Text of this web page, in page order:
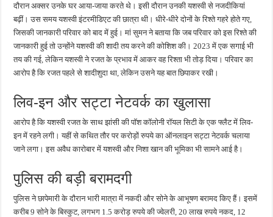
दौरान अक्सर उनके घर आया-जाया करते थे। इसी दौरान उनकी यशस्वी से नजदीकियां
बढ़ीं। उस समय यशस्वी इंटरमीडिएट की छात्रा थी। धीरे-धीरे दोनों के रिश्ते गहरे होते गए,
जिसकी जानकारी परिवार को बाद में हुई। मां सुमन ने बताया कि जब परिवार को इस रिश्ते की
जानकारी हुई तो उन्होंने यशस्वी की शादी तय करने की कोशिश की। 2023 में एक सगाई भी
तय की गई, लेकिन यशस्वी ने रजत के प्रभाव में आकर वह रिश्ता भी तोड़ दिया। परिवार का
आरोप है कि रजत पहले से शादीशुदा था, लेकिन उसने यह बात छिपाकर रखी।
लिव-इन और सट्टा नेटवर्क का खुलासा
आरोप है कि यशस्वी रजत के साथ झांसी की पॉश कॉलोनी रॉयल सिटी के एक फ्लैट में लिव-
इन में रहने लगी। यहीं से कथित तौर पर करोड़ों रुपये का ऑनलाइन सट्टा नेटवर्क चलाया
जाने लगा। इस अवैध कारोबार में यशस्वी और निशा खान की भूमिका भी सामने आई है।
पुलिस की बड़ी बरामदगी
पुलिस ने छापेमारी के दौरान भारी मात्रा में नकदी और सोने के आभूषण बरामद किए हैं। इसमें
करीब 9 सोने के बिस्कुट, लगभग 1.5 करोड़ रुपये की ज्वेलरी, 20 लाख रुपये नकद, 12